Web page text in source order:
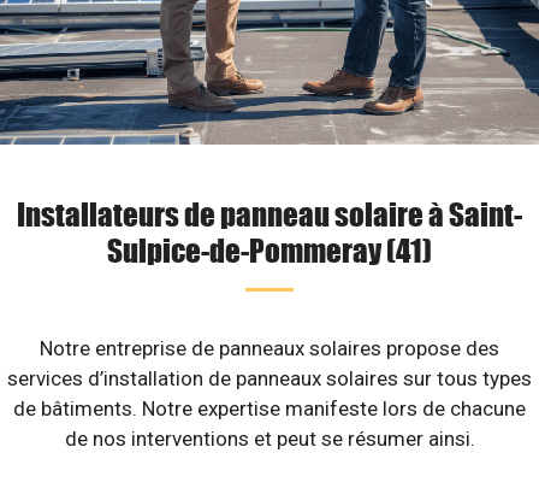
Installateurs de panneau solaire à Saint-
Sulpice-de-Pommeray (41)
Notre entreprise de panneaux solaires propose des
services d’installation de panneaux solaires sur tous types
de bâtiments. Notre expertise manifeste lors de chacune
de nos interventions et peut se résumer ainsi.